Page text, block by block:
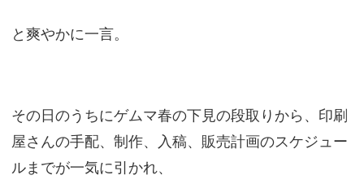
と爽やかに一言。
その日のうちにゲムマ春の下見の段取りから、印刷
屋さんの手配、制作、入稿、販売計画のスケジュー
ルまでが一気に引かれ、